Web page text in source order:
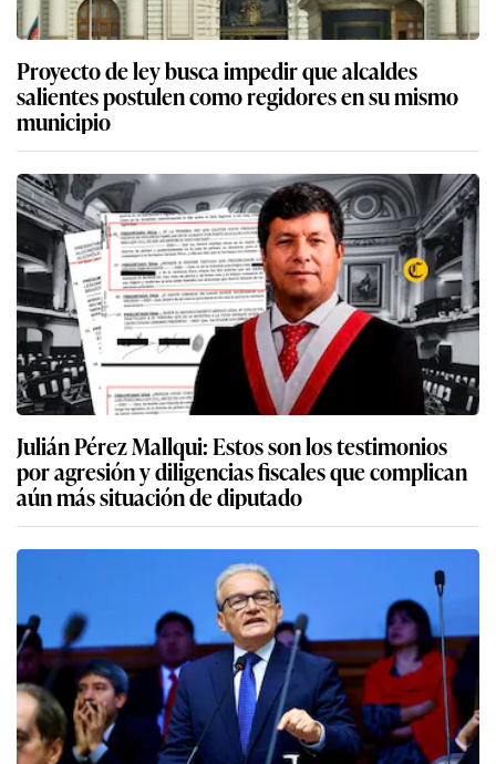
Proyecto de ley busca impedir que alcaldes
salientes postulen como regidores en su mismo
municipio
Julián Pérez Mallqui: Estos son los testimonios
por agresión y diligencias fiscales que complican
aún más situación de diputado